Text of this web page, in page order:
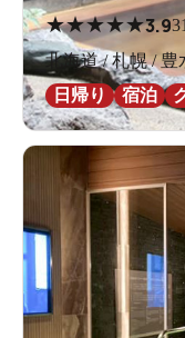
★★★★★3.9
北海道 / 札幌 / 豊
日帰り
宿泊